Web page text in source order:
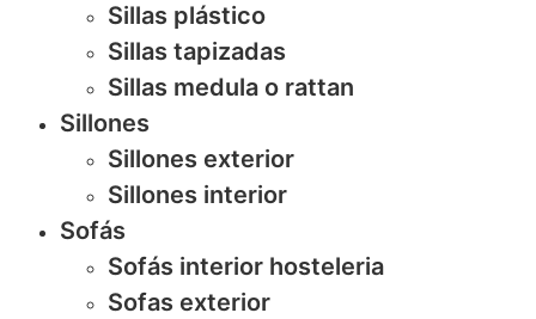
Sillas plástico
Sillas tapizadas
Sillas medula o rattan
Sillones
Sillones exterior
Sillones interior
Sofás
Sofás interior hosteleria
Sofas exterior